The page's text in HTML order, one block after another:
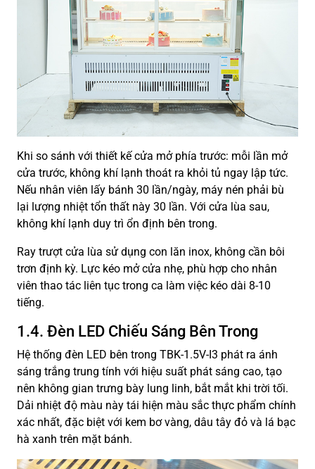
Khi so sánh với thiết kế cửa mở phía trước: mỗi lần mở
cửa trước, không khí lạnh thoát ra khỏi tủ ngay lập tức.
Nếu nhân viên lấy bánh 30 lần/ngày, máy nén phải bù
lại lượng nhiệt tổn thất này 30 lần. Với cửa lùa sau,
không khí lạnh duy trì ổn định bên trong.
Ray trượt cửa lùa sử dụng con lăn inox, không cần bôi
trơn định kỳ. Lực kéo mở cửa nhẹ, phù hợp cho nhân
viên thao tác liên tục trong ca làm việc kéo dài 8-10
tiếng.
1.4. Đèn LED Chiếu Sáng Bên Trong
Hệ thống đèn LED bên trong TBK-1.5V-I3 phát ra ánh
sáng trắng trung tính với hiệu suất phát sáng cao, tạo
nên không gian trưng bày lung linh, bắt mắt khi trời tối.
Dải nhiệt độ màu này tái hiện màu sắc thực phẩm chính
xác nhất, đặc biệt với kem bơ vàng, dâu tây đỏ và lá bạc
hà xanh trên mặt bánh.